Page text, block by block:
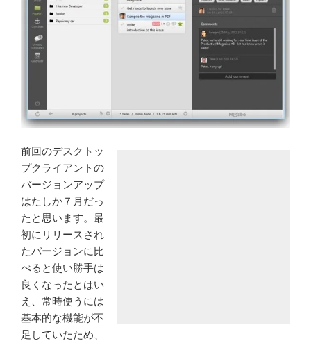
前回のデスクトッ
プクライアントの
バージョンアップ
はたしか７月だっ
たと思います。最
初にリリースされ
たバージョンに比
べると使い勝手は
良くなったとはい
え、常時使うには
基本的な機能が不
足していたため、